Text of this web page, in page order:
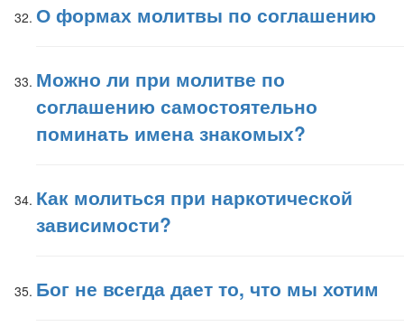
О формах молитвы по соглашению
Можно ли при молитве по
соглашению самостоятельно
поминать имена знакомых?
Как молиться при наркотической
зависимости?
Бог не всегда дает то, что мы хотим